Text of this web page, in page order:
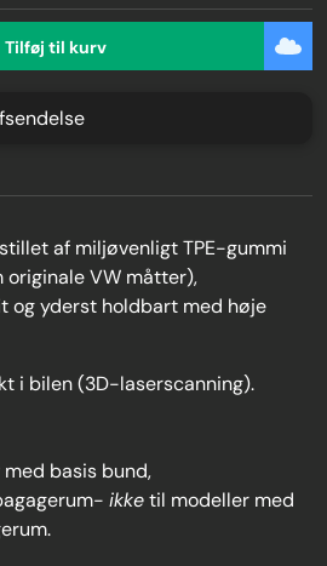
Tilføj til kurv
af miljøvenligt TPE-gummi
originale VW måtter),
og yderst holdbart med høje
i bilen (3D-laserscanning).
basis bund,
ikketil modeller med